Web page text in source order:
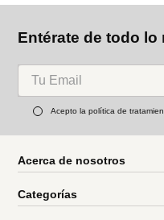
Entérate de todo lo
Acepto la política de
Acerca de nosotros
Categorías